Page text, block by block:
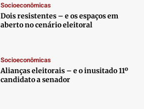
Socioeconômicas
Dois resistentes – e os espaços em
aberto no cenário eleitoral
Socioeconômicas
Alianças eleitorais – e o inusitado 11º
candidato a senador